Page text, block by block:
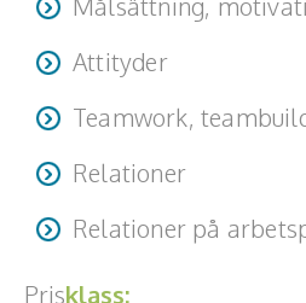
Attityder
Teamwork,
Relationer
Relationer på
Prisklass: